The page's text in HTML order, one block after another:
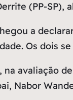
(PP-SP),
a
Os dois
na avaliação
Nabor